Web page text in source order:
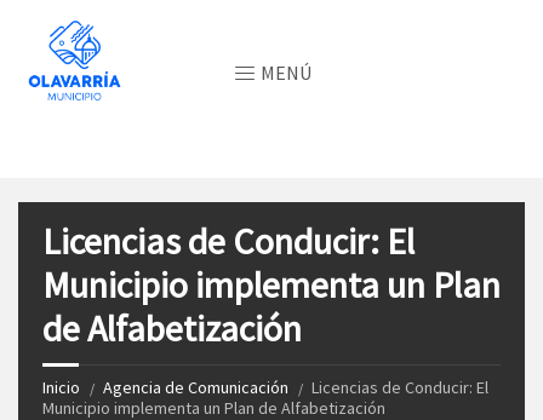
MENÚ
Licencias de Conducir: El
Municipio implementa un Plan
de Alfabetización
Inicio Agencia de Comunicación
Licencias de Conducir: El
Municipio implementa un Plan de Alfabetización